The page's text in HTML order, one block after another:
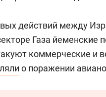
действий между
Газа йеменские
коммерческие и
о поражении